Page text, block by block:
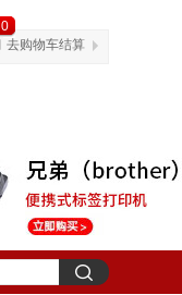
0
去购物车结算